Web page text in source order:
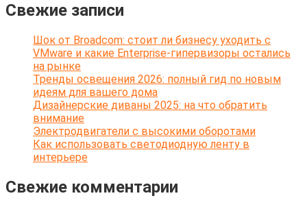
Свежие записи
Шок от Broadcom: стоит ли бизнесу уходить с
VMware и какие Enterprise-гипервизоры остались
на рынке
Тренды освещения 2026: полный гид по новым
идеям для вашего дома
Дизайнерские диваны 2025: на что обратить
внимание
Электродвигатели с высокими оборотами
Как использовать светодиодную ленту в
интерьере
Свежие комментарии